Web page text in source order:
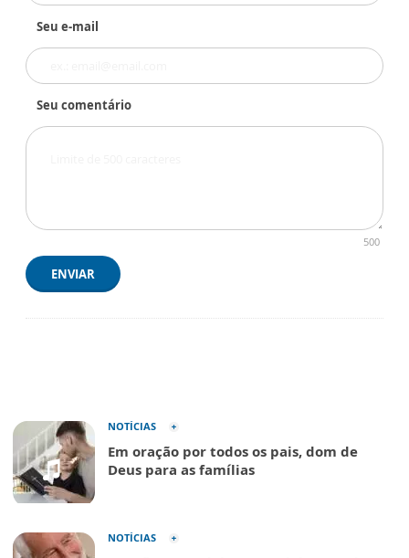
Seu e-mail
Seu comentário
500
ENVIAR
NOTÍCIAS
Em oração por todos os pais, dom de
Deus para as famílias
NOTÍCIAS